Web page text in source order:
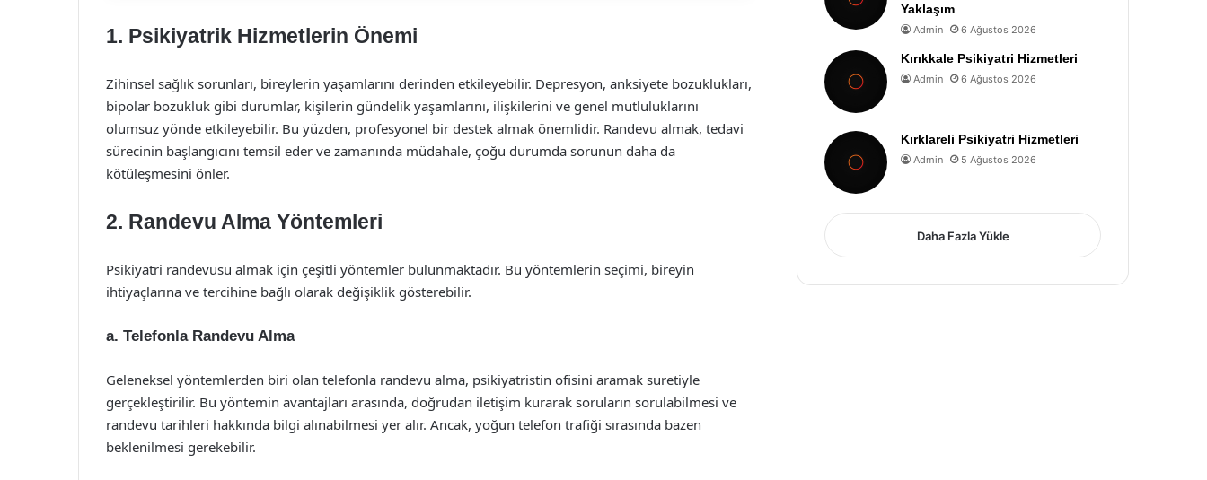
1. Psikiyatrik Hizmetlerin Önemi
Zihinsel sağlık sorunları, bireylerin yaşamlarını derinden etkileyebilir. Depresyon, anksiyete bozuklukları,
bipolar bozukluk gibi durumlar, kişilerin gündelik yaşamlarını, ilişkilerini ve genel mutluluklarını
olumsuz yönde etkileyebilir. Bu yüzden, profesyonel bir destek almak önemlidir. Randevu almak, tedavi
sürecinin başlangıcını temsil eder ve zamanında müdahale, çoğu durumda sorunun daha da
kötüleşmesini önler.
2. Randevu Alma Yöntemleri
Psikiyatri randevusu almak için çeşitli yöntemler bulunmaktadır. Bu yöntemlerin seçimi, bireyin
ihtiyaçlarına ve tercihine bağlı olarak değişiklik gösterebilir.
a. Telefonla Randevu Alma
Geleneksel yöntemlerden biri olan telefonla randevu alma, psikiyatristin ofisini aramak suretiyle
gerçekleştirilir. Bu yöntemin avantajları arasında, doğrudan iletişim kurarak soruların sorulabilmesi ve
randevu tarihleri hakkında bilgi alınabilmesi yer alır. Ancak, yoğun telefon trafiği sırasında bazen
beklenilmesi gerekebilir.
Yaklaşım
Admin 6 Ağustos 2026
Kırıkkale Psikiyatri Hizmetleri
Admin 6 Ağustos 2026
Kırklareli Psikiyatri Hizmetleri
Admin 5 Ağustos 2026
Daha Fazla Yükle